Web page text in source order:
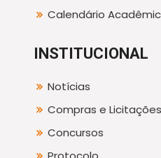
Calendário
INSTITUCIONAL
Notícias
Compras e Licitações
Concursos